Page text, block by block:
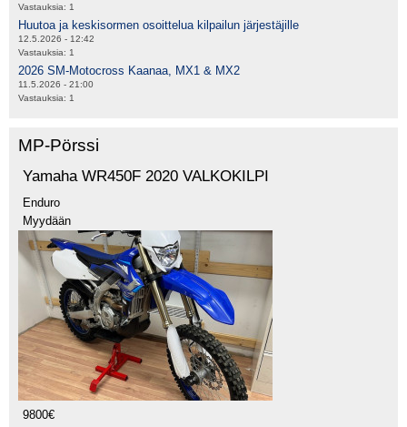
Vastauksia: 1
Huutoa ja keskisormen osoittelua kilpailun järjestäjille
12.5.2026 - 12:42
Vastauksia: 1
2026 SM-Motocross Kaanaa, MX1 & MX2
11.5.2026 - 21:00
Vastauksia: 1
MP-Pörssi
Yamaha WR450F 2020 VALKOKILPI
Enduro
Myydään
9800€